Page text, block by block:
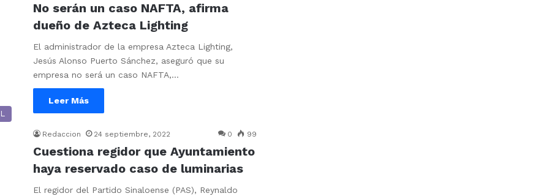
No serán un caso NAFTA, afirma
dueño de Azteca Lighting
El administrador de la empresa Azteca Lighting,
Jesús Alonso Puerto Sánchez, aseguró que su
empresa no será un caso NAFTA,…
Leer Más
Redaccion 24 septiembre, 2022 0 99
Cuestiona regidor que Ayuntamiento
haya reservado caso de luminarias
El regidor del Partido Sinaloense (PAS), Reynaldo